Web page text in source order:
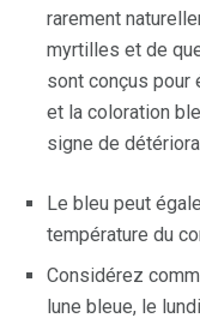
rarement
myrtilles et de
sont conçus
et la coloration
signe de
Le bleu peut
température du
Considérez
lune bleue, le